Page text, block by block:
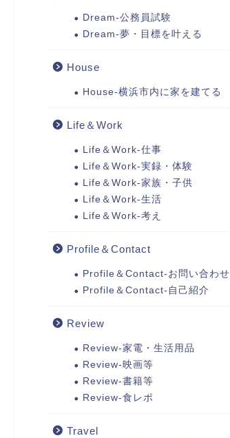
Dream-公務員試験
Dream-夢・目標を叶える
House
House-横浜市内に家を建てる
Life＆Work
Life＆Work-仕事
Life＆Work-実録・体験
Life＆Work-家族・子供
Life＆Work-生活
Life＆Work-考え
Profile＆Contact
Profile＆Contact-お問い合わせ
Profile＆Contact-自己紹介
Review
Review-家電・生活用品
Review-映画等
Review-書籍等
Review-食レポ
Travel